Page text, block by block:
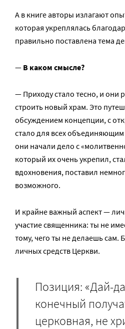
А в книге авторы излагают
которая укреплялась
правильно поставлена тема
— В каком смысле?
— Приходу стало тесно, и они
строить новый храм. Это
обсуждением концепции, с
стало для всех
они начали дело с
который их очень укрепил,
вдохновения, поставил
возможного.
И крайне важный аспект —
участие священника: ты не
тому, чего ты не делаешь сам.
личных средств Церкви.
Позиция: «Дай-
конечный
церковная, не